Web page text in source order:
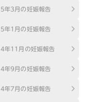
年3月の妊娠報告
年1月の妊娠報告
年11月の妊娠報告
年9月の妊娠報告
年7月の妊娠報告